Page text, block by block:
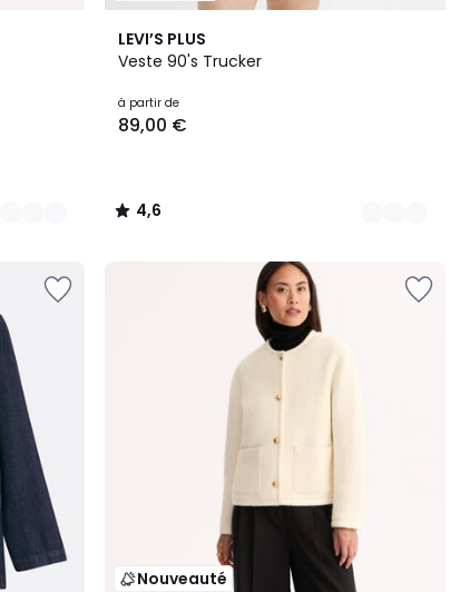
LEVI’S PLUS
Veste 90's Trucker
à partir de
89,00 €
4,6
/ 5
2
Couleurs
4,6
/
Nouveauté